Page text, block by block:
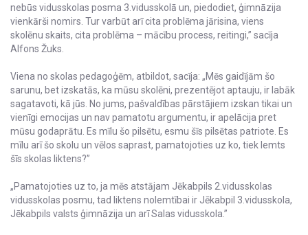
nebūs vidusskolas posma 3.vidusskolā un, piedodiet, ģimnāzija
vienkārši nomirs. Tur varbūt arī cita problēma jārisina, viens
skolēnu skaits, cita problēma – mācību process, reitingi,” sacīja
Alfons Žuks.
Viena no skolas pedagoģēm, atbildot, sacīja: „Mēs gaidījām šo
sarunu, bet izskatās, ka mūsu skolēni, prezentējot aptauju, ir labāk
sagatavoti, kā jūs. No jums, pašvaldības pārstājiem izskan tikai un
vienīgi emocijas un nav pamatotu argumentu, ir apelācija pret
mūsu godaprātu. Es mīlu šo pilsētu, esmu šīs pilsētas patriote. Es
mīlu arī šo skolu un vēlos saprast, pamatojoties uz ko, tiek lemts
šīs skolas liktens?”
„Pamatojoties uz to, ja mēs atstājam Jēkabpils 2.vidusskolas
vidusskolas posmu, tad liktens nolemtībai ir Jēkabpil 3.vidusskola,
Jēkabpils valsts ģimnāzija un arī Salas vidusskola.”